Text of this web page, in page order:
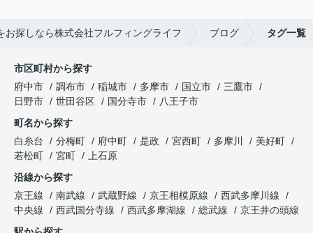
お探しなら株式会社フルフィングライフ ブログ タグ一覧
市区町村から探す
府中市
調布市 稲城市 多摩市 国立市
三鷹市
日野市
世田谷区 国分寺市
八王子市
町名から探す
白糸台
分梅町 府中町 是政 宮西町 多摩川
美好町
若松町
宮町
上石原
沿線から探す
京王線
南武線 武蔵野線 京王相模原線
西武多摩川線
中央線
西武国分寺線 西武多摩湖線 総武線
京王井の頭線